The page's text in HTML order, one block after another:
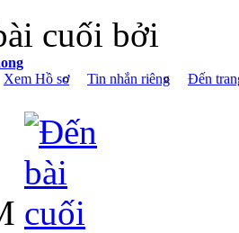
cuối bởi
Xem Hồ sơ
Tin nhắn riêng Đến